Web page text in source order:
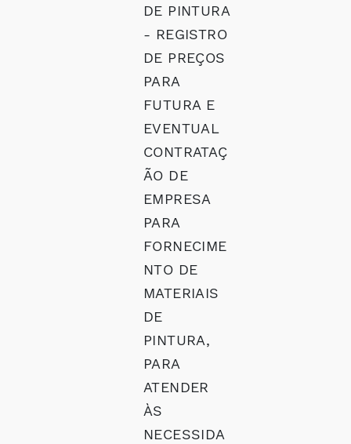
DE PINTURA
- REGISTRO
DE PREÇOS
PARA
FUTURA E
EVENTUAL
CONTRATAÇ
ÃO DE
EMPRESA
PARA
FORNECIME
NTO DE
MATERIAIS
DE
PINTURA,
PARA
ATENDER
ÀS
NECESSIDA